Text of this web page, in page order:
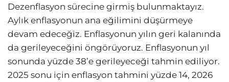
Dezenflasyon sürecine girmiş bulunmaktayız.
Aylık enflasyonun ana eğilimini düşürmeye
devam edeceğiz. Enflasyonun yılın geri kalanında
da gerileyeceğini öngörüyoruz. Enflasyonun yıl
sonunda yüzde 38’e gerileyeceği tahmin ediliyor.
2025 sonu için enflasyon tahmini yüzde 14, 2026